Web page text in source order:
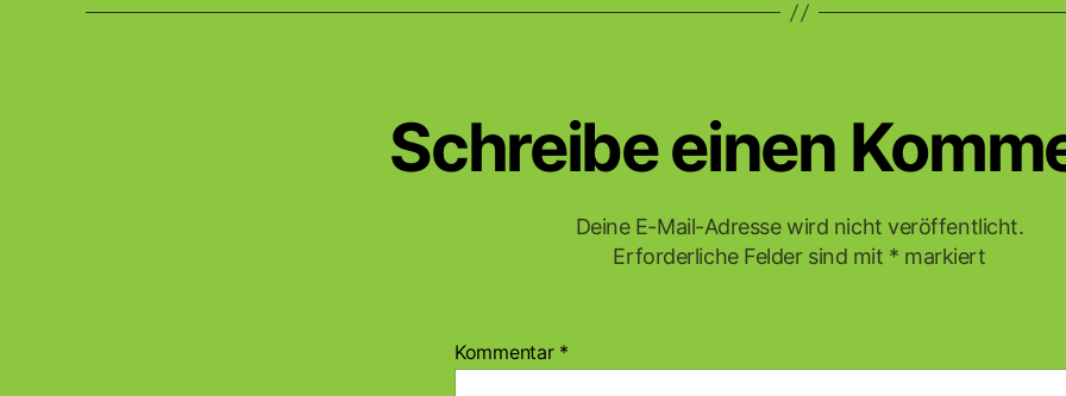
Schreibe einen
Deine E-Mail-Adresse wird nicht veröffentlicht.
Erforderliche Felder sind mit * markiert
Kommentar *